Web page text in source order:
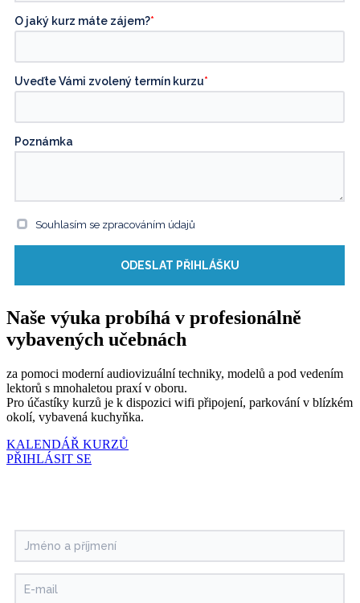
O jaký kurz máte zájem?*
Uveďte Vámi zvolený termín kurzu*
Poznámka
Souhlasím se zpracováním údajů
ODESLAT PŘIHLÁŠKU
Naše výuka probíhá v profesionálně
vybavených učebnách
za pomoci moderní audiovizuální techniky, modelů a pod vedením
lektorů s mnohaletou praxí v oboru.
Pro účastíky kurzů je k dispozici wifi připojení, parkování v blízkém
okolí, vybavená kuchyňka.
KALENDÁŘ KURZŮ
PŘIHLÁSIT SE